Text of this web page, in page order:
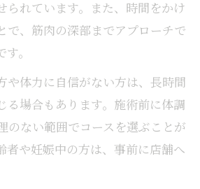
られています。また、時間をかけ
で、筋肉の深部までアプローチで
。
や体力に自信がない方は、長時間
る場合もあります。施術前に体調
のない範囲でコースを選ぶことが
者や妊娠中の方は、事前に店舗へ